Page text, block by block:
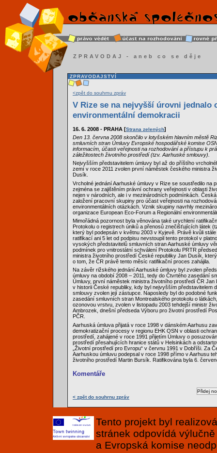
ZPRAVODAJ - aneb co se děje
ZPRAVODAJSTVÍ
<zpět do souhrnu zpráv
V Rize se na nejvyšší úrovni jednalo
environmentální demokracii
16. 6. 2008 - PRAHA [Strana zelených]
Den 13. června 2008 skončilo v lotyšském hlavním městě
smluvních stran Úmluvy Evropské hospodářské komise
informacím, účasti veřejnosti na rozhodování a přístupu k
záležitostech životního prostředí (tzv. Aarhuské smlouvy).
Nejvyšším představitelem úmluvy byl až do příštího
zemí v roce 2011 zvolen první náměstek českého ministra
Dusík.
Vrcholné jednání Aarhuské úmluvy v Rize se soustředilo na
zejména se zajištěním právní ochrany veřejnosti v oblasti
nejen v národních, ale i v mezinárodních podmínkách.
založení pracovní skupiny pro účast veřejnosti na
environmentálních otázkách. Vznik skupiny navrhly
organizace European Eco-Forum a Regionální
Mimořádná pozornost byla věnována také urychlení
Protokolu o registrech úniků a přenosů znečišťujících látek
který byl podepsán v květnu 2003 v Kyjevě. Právě kvůli
ratifikací ani 5 let od podpisu nevstoupil tento protokol v
vysokých představitelů smluvních stran Aarhuské úmluvy
podmínek pro vnitrostátní schválení Protokolu PRTR
ministra životního prostředí České republiky Jan Dusík,
o tom, že ČR právě tento měsíc ratifikační proces zahájila.
Na závěr rižského jednání Aarhuské úmluvy byl zvolen
úmluvy na období 2008 – 2011, tedy do Čtvrtého zasedání
Úmluvy, první náměstek ministra životního prostředí ČR Jan
v historii České republiky, kdy byl nejvyšším představitelem
smlouvy zvolen její zástupce. Naposledy byl do podobné
zasedání smluvních stran Montrealského protokolu o
ozonovou vrstvu, zvolen v listopadu 2003 tehdejší ministr
Ambrozek, dnešní předseda Výboru pro životní prostředí
PČR.
Aarhuská úmluva přijatá v roce 1998 v dánském Aarhusu
demokratizační procesy v regionu EHK OSN v oblasti
prostředí, zahájené v roce 1991 přijetím Úmluvy o
prostředí přesahujících hranice států v Helsinkách a
„Životní prostředí pro Evropu“ v červnu 1991 v Dobříši. Za
Aarhuskou úmluvu podepsal v roce 1998 přímo v Aarhusu
životního prostředí Martin Bursík. Ratifikována byla 6.
Komentáře
< zpět do souhrnu zpráv
Tento projekt byl
stránek odpovídá
a Evropská komise